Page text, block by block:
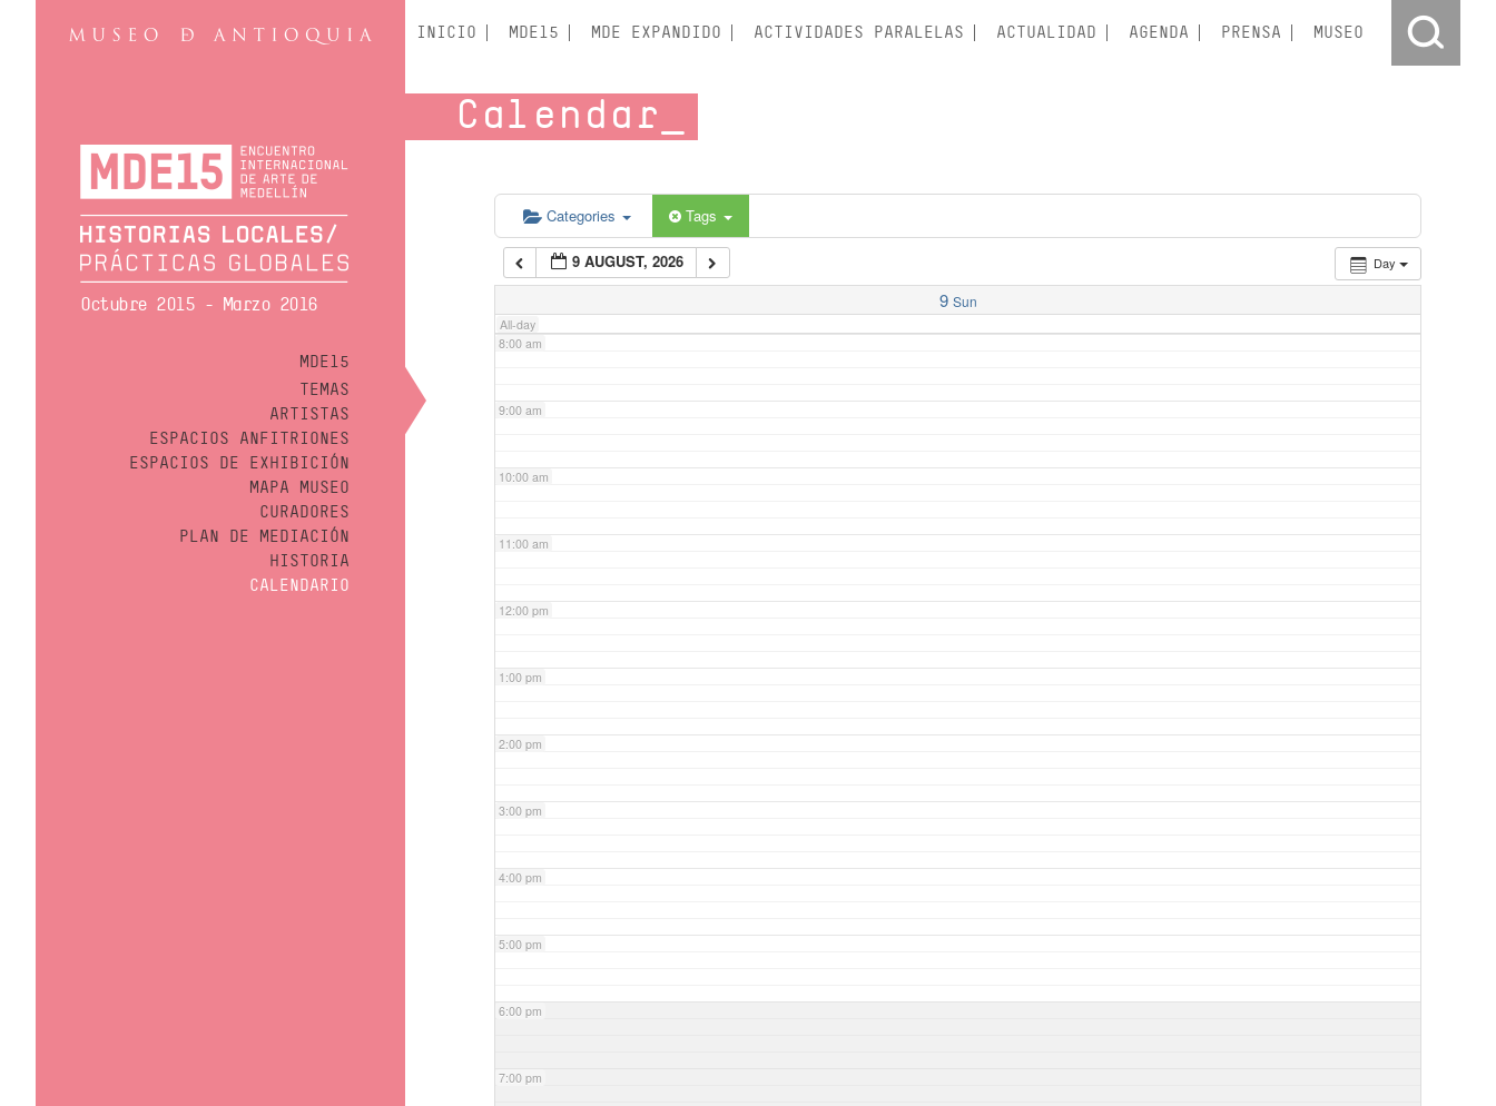
Octubre 2015 - Marzo 2016
MDE15
TEMAS
ARTISTAS
ESPACIOS ANFITRIONES
ESPACIOS DE EXHIBICIÓN
MAPA MUSEO
CURADORES
PLAN DE MEDIACIÓN
HISTORIA
CALENDARIO
INICIO MDE15 MDE EXPANDIDO ACTIVIDADES PARALELAS ACTUALIDAD AGENDA PRENSA MUSEO
Calendar
Categories Tags
Day
9 AUGUST, 2026
9 Sun
All-day
5:00 am
6:00 am
7:00 am
8:00 am
9:00 am
10:00 am
11:00 am
12:00 pm
1:00 pm
2:00 pm
3:00 pm
4:00 pm
5:00 pm
6:00 pm
7:00 pm